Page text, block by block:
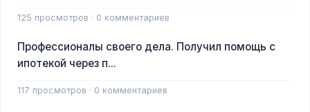
125 просмотров · 0 комментариев
Профессионалы своего дела. Получил помощь с
ипотекой через п...
117 просмотров · 0 комментариев